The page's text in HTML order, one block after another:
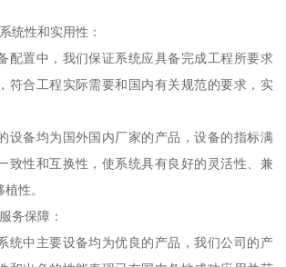
统性和实用性：
配置中，我们保证系统应具备完成工程所要求
符合工程实际需要和国内有关规范的要求，实
设备均为国外国内厂家的产品，设备的指标满
致性和互换性，使系统具有良好的灵活性、兼
性。
务保障：
统中主要设备均为优良的产品，我们公司的产